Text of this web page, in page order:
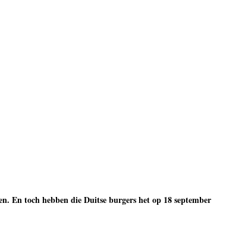
En toch hebben die Duitse burgers het op 18 september